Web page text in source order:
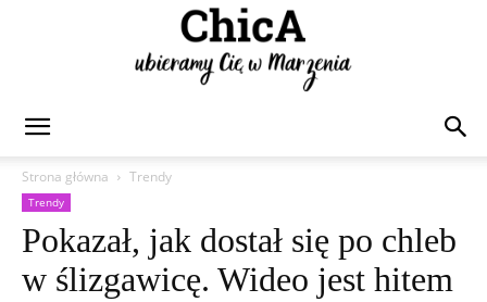
Strona główna
Trendy
Trendy
Pokazał, jak dostał się po chleb
w ślizgawicę. Wideo jest hitem